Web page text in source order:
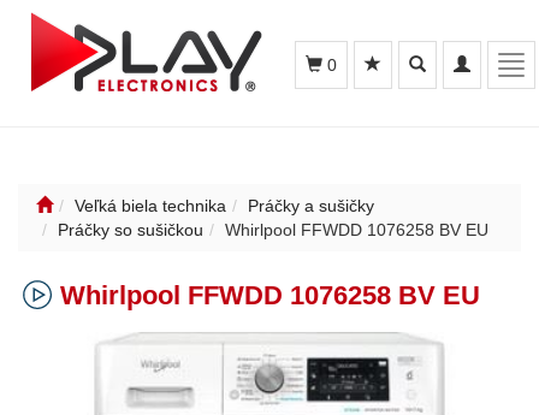
Toggle
navigation
Toggle
search
0
Veľká biela technika
Práčky a sušičky
Práčky so sušičkou
Whirlpool FFWDD 1076258 BV EU
Whirlpool FFWDD 1076258 BV EU